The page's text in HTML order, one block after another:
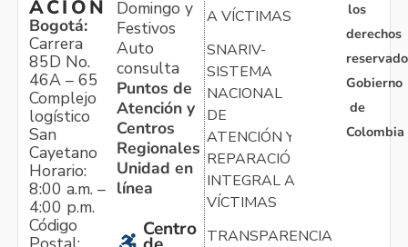
ACIÓN
Bogotá:
Carrera
85D No.
46A – 65
Complejo
logístico
San
Cayetano
Horario:
8:00 a.m. –
4:00 p.m.
Código
Domingo y
Festivos
Auto
consulta
Puntos de
Atención y
Centros
Regionales
Unidad en
línea
Centro
A VÍCTIMAS
SNARIV-
SISTEMA
NACIONAL
DE
ATENCIÓN Y
REPARACIÓN
INTEGRAL A
VÍCTIMAS
TRANSPARENCIA
los
derechos
Gobierno
de
Colombia